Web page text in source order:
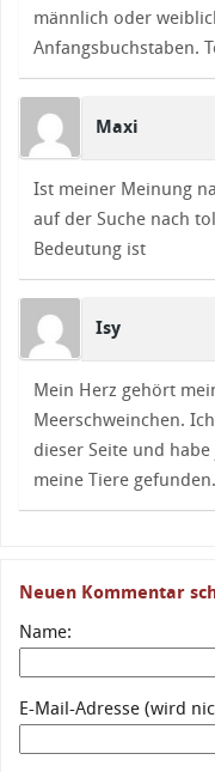
männlich oder
Anfangsbuchstaben.
Maxi
Ist meiner Meinung
auf der Suche nach
Bedeutung ist
Isy
Mein Herz gehört
Meerschweinchen.
dieser Seite und
meine Tiere
Neuen Kommentar
Name:
E-Mail-Adresse (wird